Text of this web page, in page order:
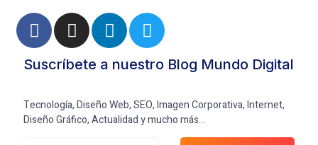
Suscríbete a nuestro Blog Mundo Digital
Tecnología, Diseño Web, SEO, Imagen Corporativa, Internet,
Diseño Gráfico, Actualidad y mucho más…